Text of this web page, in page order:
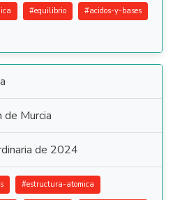
#equilibrio #acidos-y-bases
de Murcia
de 2024
#estructura-atomica